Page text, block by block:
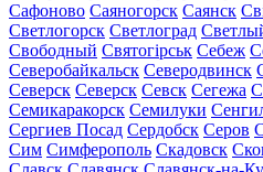
Сафоново Саяногорск Саянск
Светлогорск Светлоград
Свободный Святогірськ Себеж
Северобайкальск Северодвинск
Северск Северск Севск Сегежа
Семикаракорск Семилуки
Сергиев Посад Сердобск Серов
Сим Симферополь Скадовск